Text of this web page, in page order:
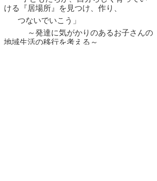
ける『居場所』を見つけ、作り、
つないでいこう」
～発達に気がかりのあるお子さんの
地域生活の移行を考える～